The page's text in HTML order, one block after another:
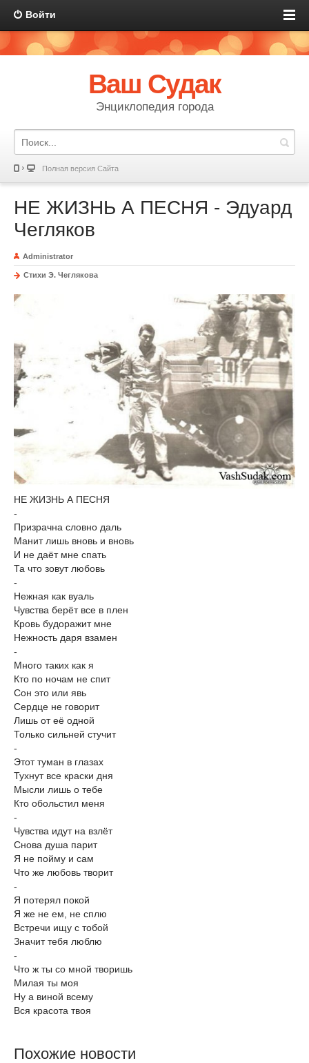
Войти
Ваш Судак
Энциклопедия города
Полная версия Сайта
НЕ ЖИЗНЬ А ПЕСНЯ - Эдуард
Чегляков
Administrator
Стихи Э. Чеглякова
НЕ ЖИЗНЬ А ПЕСНЯ
-
Призрачна словно даль
Манит лишь вновь и вновь
И не даёт мне спать
Та что зовут любовь
-
Нежная как вуаль
Чувства берёт все в плен
Кровь будоражит мне
Нежность даря взамен
-
Много таких как я
Кто по ночам не спит
Сон это или явь
Сердце не говорит
Лишь от её одной
Только сильней стучит
-
Этот туман в глазах
Тухнут все краски дня
Мысли лишь о тебе
Кто обольстил меня
-
Чувства идут на взлёт
Снова душа парит
Я не пойму и сам
Что же любовь творит
-
Я потерял покой
Я же не ем, не сплю
Встречи ищу с тобой
Значит тебя люблю
-
Что ж ты со мной творишь
Милая ты моя
Ну а виной всему
Вся красота твоя
Похожие новости